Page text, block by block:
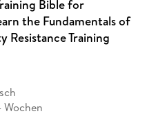
Bible for
the Fundamentals of
Resistance Training